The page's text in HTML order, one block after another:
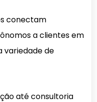
conectam
a clientes em
variedade de
até consultoria